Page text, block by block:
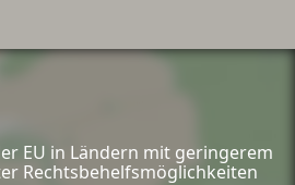
EU in Ländern mit geringerem
Rechtsbehelfsmöglichkeiten